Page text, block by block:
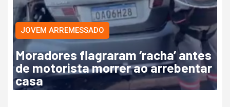
JOVEM ARREMESSADO
Moradores flagraram ‘racha’ antes
de motorista morrer ao arrebentar
casa